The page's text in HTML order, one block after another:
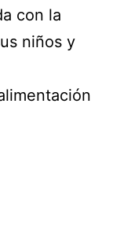
con la
niños y